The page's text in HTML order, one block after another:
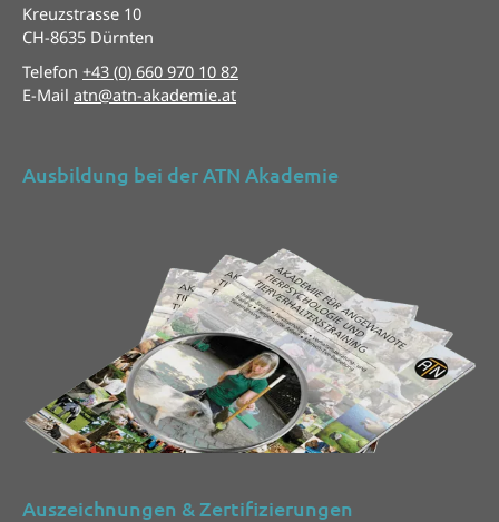
Kreuzstrasse 10
CH-8635 Dürnten
Telefon +43 (0) 660 970 10 82
E-Mail atn@atn-akademie.at
Ausbildung bei der ATN Akademie
Auszeichnungen & Zertifizierungen